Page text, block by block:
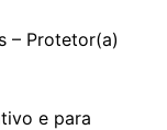
– Protetor(a)
e para